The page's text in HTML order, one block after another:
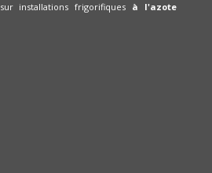
sur installations frigorifiques à l'azote